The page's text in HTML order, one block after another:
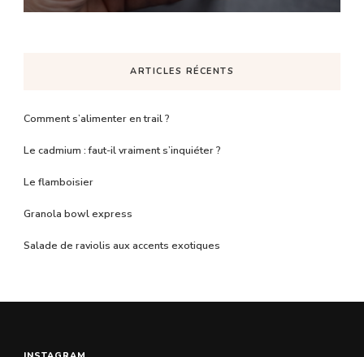
ARTICLES RÉCENTS
Comment s’alimenter en trail ?
Le cadmium : faut-il vraiment s’inquiéter ?
Le flamboisier
Granola bowl express
Salade de raviolis aux accents exotiques